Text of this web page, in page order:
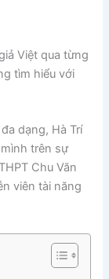
Việt qua từng
tìm hiểu với
dạng, Hà Trí
trên sự
Chu Văn
viên tài năng